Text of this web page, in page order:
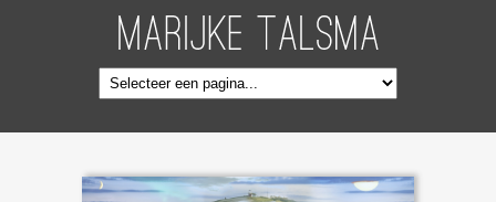
Overslaan en naar de inhoud gaan